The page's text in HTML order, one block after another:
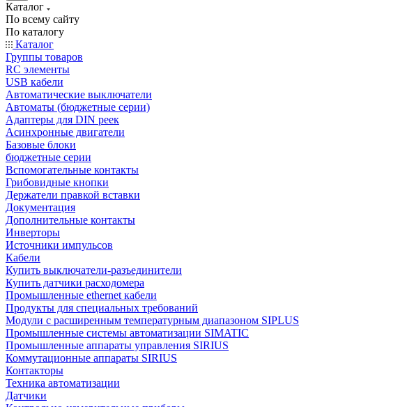
Каталог
По всему сайту
По каталогу
Каталог
Группы товаров
RC элементы
USB кабели
Автоматические выключатели
Автоматы (бюджетные серии)
Адаптеры для DIN реек
Асинхронные двигатели
Базовые блоки
бюджетные серии
Вспомогательные контакты
Грибовидные кнопки
Держатели правкой вставки
Документация
Дополнительные контакты
Инверторы
Источники импульсов
Кабели
Купить выключатели-разъединители
Купить датчики расходомера
Промышленные ethernet кабели
Продукты для специальных требований
Модули с расширенным температурным диапазоном SIPLUS
Промышленные системы автоматизации SIMATIC
Промышленные аппараты управления SIRIUS
Коммутационные аппараты SIRIUS
Контакторы
Техника автоматизации
Датчики